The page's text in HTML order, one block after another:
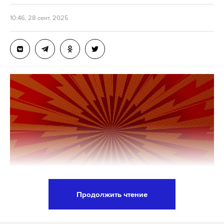
Расширены пункты
о деформации и дефектах
кисти и пальцев, стопы, последствиях переломов
костей, наличии инородного тела в полости
черепа и (или) веществе головного мозга.
Подпишитесь на Daily Storm вMAX. Он
работает там, где тормозит интернет.
А еще мы есть вTelegram,ДзениVK.
Макс Telegram
10:46, 28 сент. 2025
Продолжить чтение